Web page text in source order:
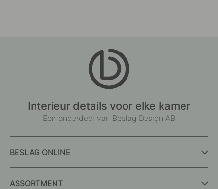
Interieur details voor elke kamer
Een onderdeel van Beslag Design AB
BESLAG ONLINE
ASSORTMENT